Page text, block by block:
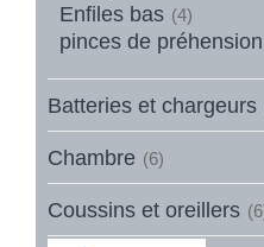
Enfiles bas (4)
pinces de préhension
Batteries et chargeurs
Chambre (6)
Coussins et oreillers